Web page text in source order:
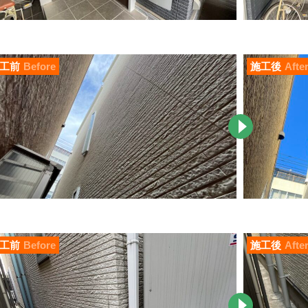
前 Before 施工後 After
前 Before 施工後 After